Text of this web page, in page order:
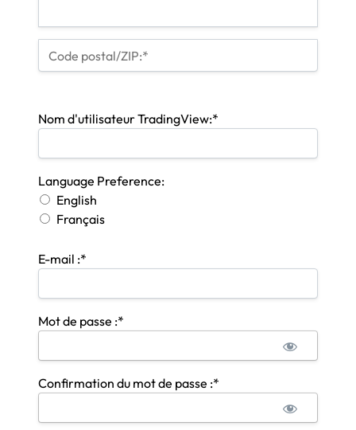
Code postal/ZIP:*
Nom d'utilisateur TradingView:*
Language Preference
Language Preference:
English
Français
E-mail :*
Mot de passe :*
Confirmation du mot de passe :*